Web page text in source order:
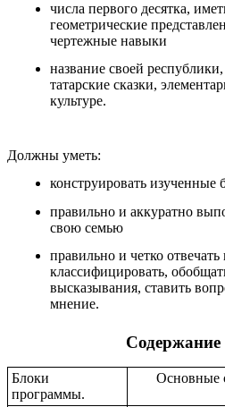
числа первого десятка,
геометрические
чертежные навыки
название своей
татарские сказки,
культуре.
Должны уметь:
конструировать изученные
правильно и аккуратно
свою семью
правильно и четко
классифицировать,
высказывания, ставить
мнение.
Блоки
программы.
Основные